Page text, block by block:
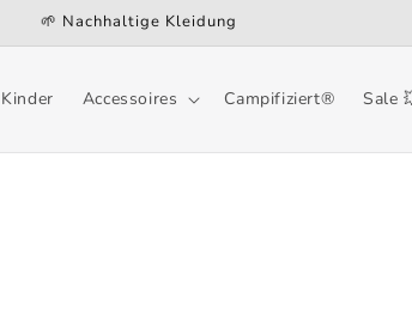
🌱 Nachhaltige Kleidung
Kinder Accessoires Campifiziert® Sale